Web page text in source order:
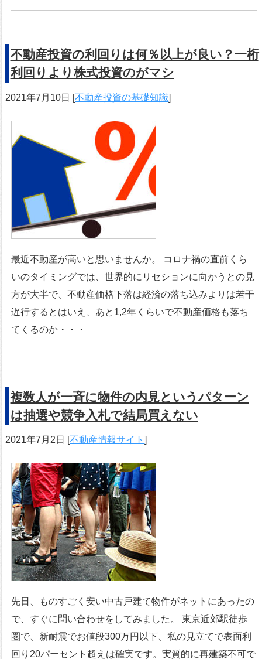
不動産投資の利回りは何％以上が良い？一桁
利回りより株式投資のがマシ
2021年7月10日 [不動産投資の基礎知識]
最近不動産が高いと思いませんか。 コロナ禍の直前くら
いのタイミングでは、世界的にリセションに向かうとの見
方が大半で、不動産価格下落は経済の落ち込みよりは若干
遅行するとはいえ、あと1,2年くらいで不動産価格も落ち
てくるのか・・・
複数人が一斉に物件の内見というパターン
は抽選や競争入札で結局買えない
2021年7月2日 [不動産情報サイト]
先日、ものすごく安い中古戸建て物件がネットにあったの
で、すぐに問い合わせをしてみました。 東京近郊駅徒歩
圏で、新耐震でお値段300万円以下、私の見立てで表面利
回り20パーセント超えは確実です。実質的に再建築不可で